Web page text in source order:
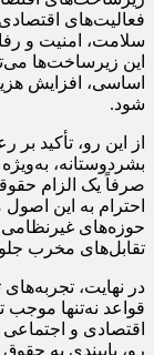
زیرساخت‌های
فعالیت‌های
سلامت، امنیت و
این زیرساخت‌ها
اساسی، افزایش
از این رو، تأکید بر
بشردوستانه،
صرفاً یک الزام
احترام به این
حوزه‌های
در نهایت،
قواعد نه‌تنها موجب